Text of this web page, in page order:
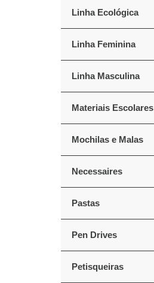
Linha Ecológica
Linha Feminina
Linha Masculina
Materiais Escolares
Mochilas e Malas
Necessaires
Pastas
Pen Drives
Petisqueiras